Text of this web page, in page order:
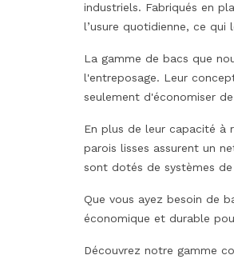
industriels. Fabriqués en
l’usure quotidienne, ce
La gamme de bacs que
l'entreposage. Leur
seulement d'économiser
En plus de leur capacité à
parois lisses assurent un
sont dotés de systèmes
Que vous ayez besoin de
économique et durable
Découvrez notre gamme